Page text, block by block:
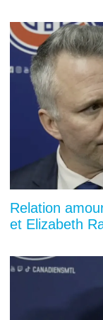
Relation
et Elizabeth